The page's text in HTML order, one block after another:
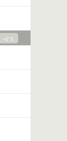
-ɛˑs